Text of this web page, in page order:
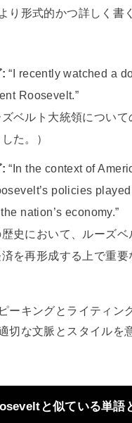
り形式的かつ詳しく書
“I recently watched a
Roosevelt.”
ズベルト大統領につい
た。）
“In the context of
policies
nation’s economy.”
歴史において、ルーズ
を再形成する上で重要
ーキングとライティン
切な文脈とスタイルを
と似ている単語